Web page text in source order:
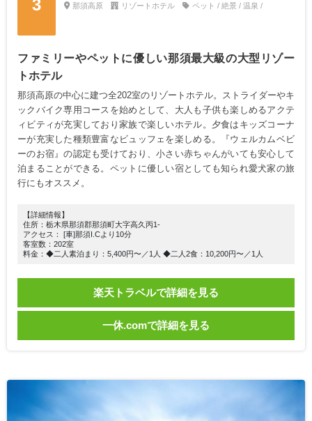
3 那須高原 リゾートホテル ペット / 絶景 / 温泉 /
ファミリーやペットに優しい那須最大級の大型リゾー
トホテル
那須高原の中心に建つ全202室のリゾートホテル。ストライダーやキ
ックバイク専用コースを始めとして、大人も子供も楽しめるアクテ
ィビティが充実しており家族で楽しいホテル。夕食はキッズコーナ
ーが充実した種類豊富なビュッフェを楽しめる。『ウェルカムベビ
ーのお宿』の認定も受けており、小さい赤ちゃんがいても安心して
泊まることができる。ペットに優しい宿としても知られ愛犬家の旅
行にもオススメ。
【詳細情報】
住所：栃木県那須郡那須町大字高久丙1-
アクセス： [車]那須I.Cより10分
客室数：202室
料金：◆二人素泊まり：5,400円〜／1人 ◆二人2食：10,200円〜／1人
楽天トラベルで詳細を見る
一休.comで詳細を見る